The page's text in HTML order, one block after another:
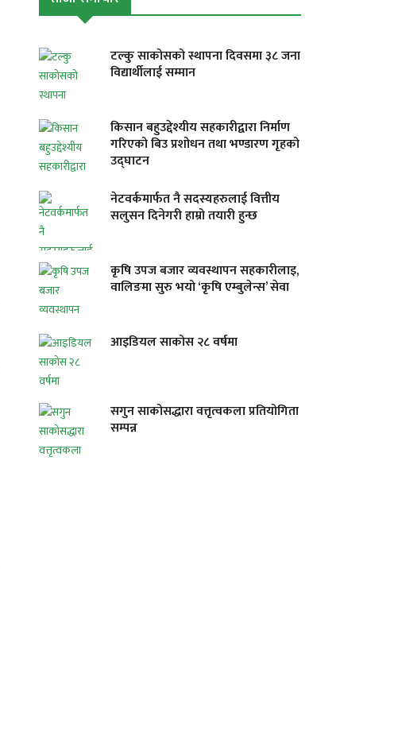
टल्कु साकोसको स्थापना दिवसमा ३८ जना
विद्यार्थीलाई सम्मान
किसान बहुउद्देश्यीय सहकारीद्वारा निर्माण
गरिएको बिउ प्रशोधन तथा भण्डारण गृहको
उद्घाटन
नेटवर्कमार्फत नै सदस्यहरुलाई वित्तीय
सलुसन दिनेगरी हाम्रो तयारी हुन्छ
कृषि उपज बजार व्यवस्थापन सहकारीलाइ,
वालिङमा सुरु भयो ‘कृषि एम्बुलेन्स’ सेवा
आइडियल साकोस २८ वर्षमा
सगुन साकोसद्धारा वत्तृत्वकला प्रतियोगिता
सम्पन्न